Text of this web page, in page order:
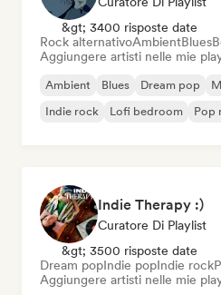
&gt; 3400 risposte date
Rock alternativoAmbientBlues
Aggiungere artisti nelle mie
Ambient Blues Dream pop
Indie rock
Lofi bedroom Pop
Indie Therapy :)
Curatore Di Playlist
&gt; 3500 risposte date
Dream popIndie popIndie rock
Aggiungere artisti nelle mie